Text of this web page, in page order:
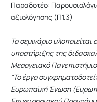
Παραδοτέο:
αξιολόγησης (Π1.3)
Το σεμινάριο
υποστήριξης της
Μεσογειακό
“Το έργο
Ευρωπαϊκή Ένωση